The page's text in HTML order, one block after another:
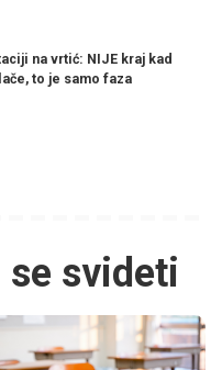
na vrtić: NIJE kraj kad
to je samo faza
se svideti